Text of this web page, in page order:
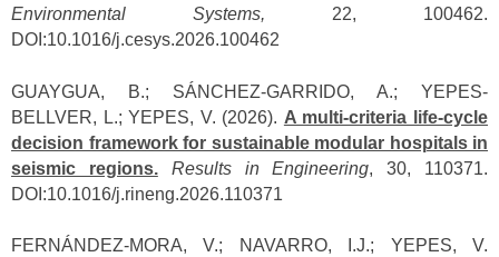
Environmental Systems, 22, 100462.
DOI:10.1016/j.cesys.2026.100462
GUAYGUA, B.; SÁNCHEZ-GARRIDO, A.; YEPES-
BELLVER, L.; YEPES, V. (2026). A multi-criteria life-cycle
decision framework for sustainable modular hospitals in
seismic regions.
Results in Engineering, 30, 110371.
DOI:10.1016/j.rineng.2026.110371
FERNÁNDEZ-MORA, V.; NAVARRO, I.J.; YEPES, V.